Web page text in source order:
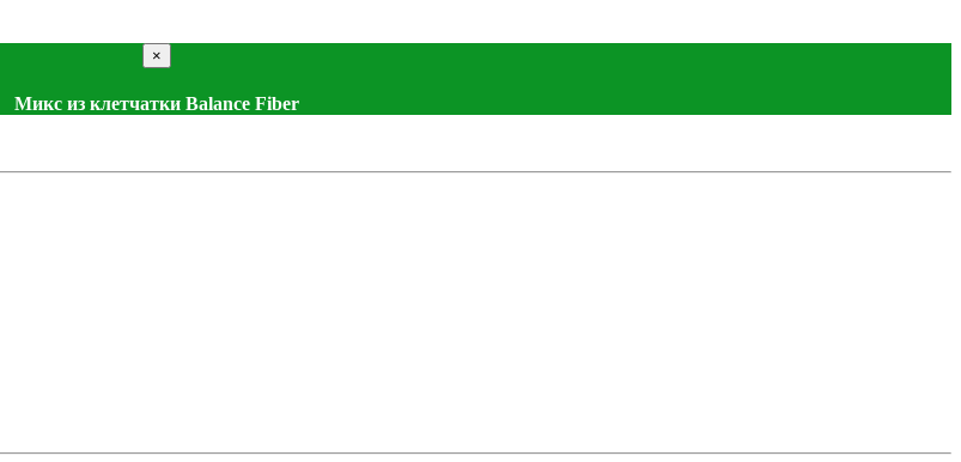
×
Микс из клетчатки Balance Fiber